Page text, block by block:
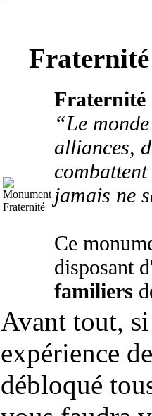
Fraternité
Fraternité
“Le
alliances,
jamais ne
Ce
disposant
familiers
Avant tout,
expérience
débloqué